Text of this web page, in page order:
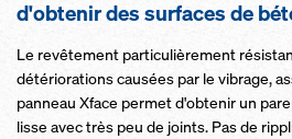
d'obtenir des surfaces de
Le revêtement particulièrement
détériorations causées par le vibrage,
panneau Xface permet d'obtenir un
lisse avec très peu de joints. Pas de